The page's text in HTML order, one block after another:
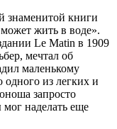
знаменитой книги
жить в воде».
Le Matin в 1909
мечтал об
маленькому
из легких и
запросто
наделать еще